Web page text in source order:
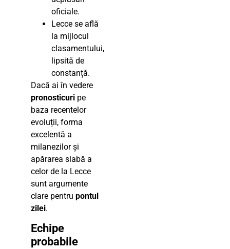
oficiale.
Lecce se află
la mijlocul
clasamentului,
lipsită de
constanță.
Dacă ai în vedere
pronosticuri pe
baza recentelor
evoluții, forma
excelentă a
milanezilor și
apărarea slabă a
celor de la Lecce
sunt argumente
clare pentru pontul
zilei.
Echipe
probabile